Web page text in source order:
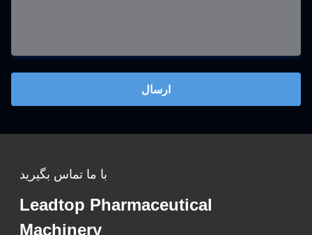
ارسال
با ما تماس بگیرید
Leadtop Pharmaceutical
Machinery